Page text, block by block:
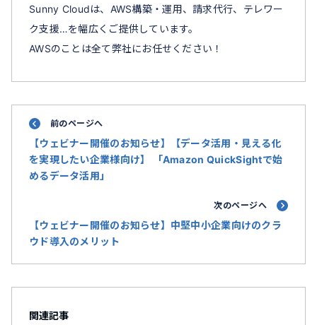
Sunny Cloudは、AWS構築・運用、請求代行、テレワー
ク支援…を幅広くご提供しています。
AWSのことは全て弊社にお任せください！
前のページへ
【ウェビナー開催のお知らせ】【データ活用・見える化
を実現したい企業様向け】 「Amazon QuickSightで始
めるデータ活用」
次のページへ
【ウェビナー開催のお知らせ】中堅中小企業向けのクラ
ウド導入のメリット
関連記事